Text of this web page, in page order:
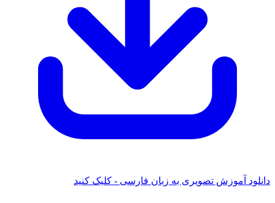
دانلود آموزش تصویری به زبان فارسی - کلیک کنید